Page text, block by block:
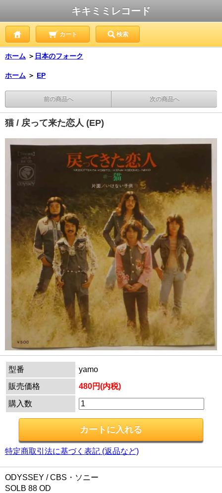
キキミミレコード
カート 検索
ホーム ＞ 日本のフォーク
ホーム ＞ EP
前の商品へ 次の商品へ
猫 / 戻って来た恋人 (EP)
型番
yamo
販売価格
480円(内税)
購入数
特定商取引法に基づく表記 (返品など)
ODYSSEY / CBS・ソニー
SOLB 88 OD